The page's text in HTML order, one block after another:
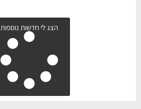
הצג לי חדשות נוספות